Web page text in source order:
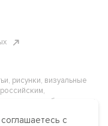
рисунки, визуальные
об авторском
АНО «Центр
с